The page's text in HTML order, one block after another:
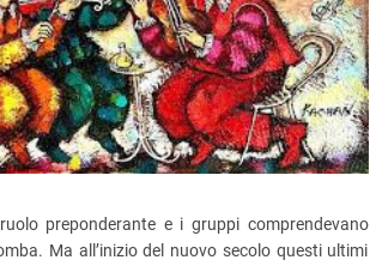
preponderante e i gruppi comprendevano
Ma all’inizio del nuovo secolo questi ultimi